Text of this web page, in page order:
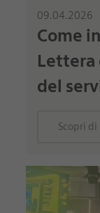
09.04.2026
Come
Lettera
del
Scopri di